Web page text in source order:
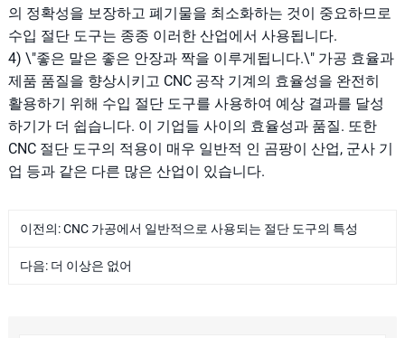
의 정확성을 보장하고 폐기물을 최소화하는 것이 중요하므로
수입 절단 도구는 종종 이러한 산업에서 사용됩니다.
4) \"좋은 말은 좋은 안장과 짝을 이루게됩니다.\" 가공 효율과
제품 품질을 향상시키고 CNC 공작 기계의 효율성을 완전히
활용하기 위해 수입 절단 도구를 사용하여 예상 결과를 달성
하기가 더 쉽습니다. 이 기업들 사이의 효율성과 품질. 또한
CNC 절단 도구의 적용이 매우 일반적 인 곰팡이 산업, 군사 기
업 등과 같은 다른 많은 산업이 있습니다.
이전의:CNC 가공에서 일반적으로 사용되는 절단 도구의 특성
다음: 더 이상은 없어